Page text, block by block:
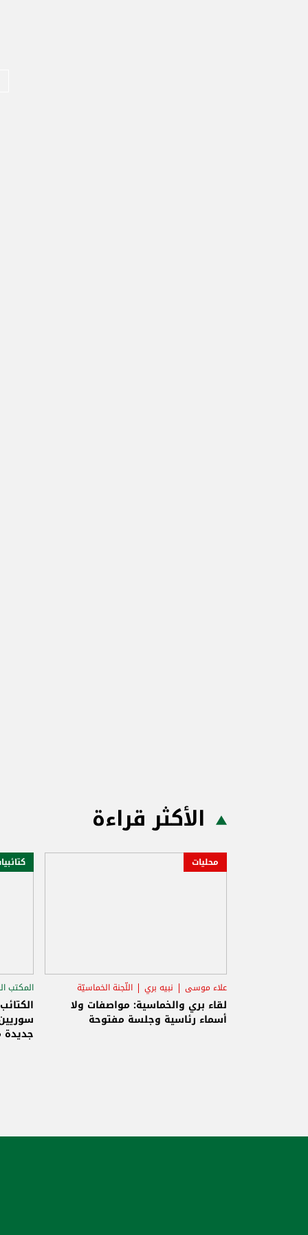
الأكثر قراءة
محليات
علاء موسى نبيه بري اللّجنة الخماسيّة
لقاء بري والخماسية: مواصفات ولا
أسماء رئاسية وجلسة مفتوحة
المكتب
جديدة